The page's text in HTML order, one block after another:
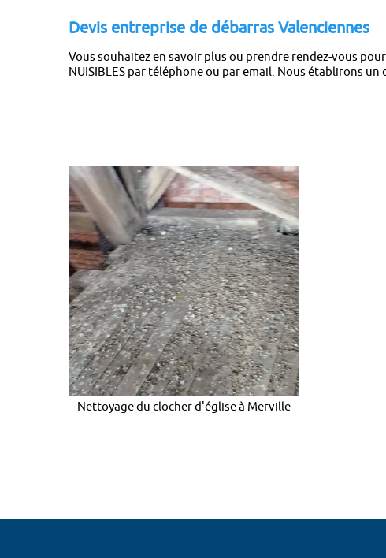
Devis entreprise de débarras Valenciennes
Vous souhaitez en savoir plus ou prendre rendez-vous
NUISIBLES par téléphone ou par email. Nous établirons un
Nettoyage du clocher d'église à Merville